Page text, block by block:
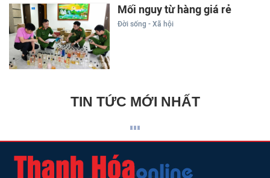
Mối nguy từ hàng giá rẻ
Đời sống - Xã hội
TIN TỨC MỚI NHẤT